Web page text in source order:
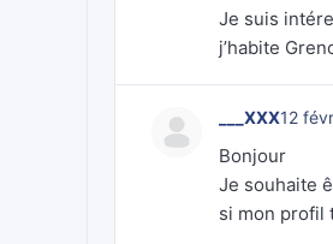
Je suis
j’habite
___XXX12
Bonjour
Je souhaite
si mon profil